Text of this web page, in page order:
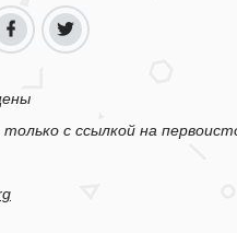
с ссылкой на